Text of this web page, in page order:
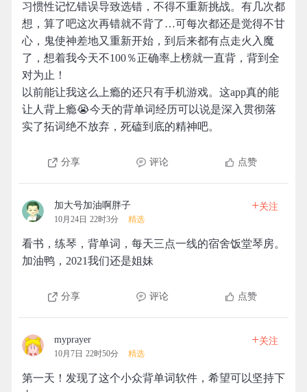
习惯性记忆错误导致选错，不得不重新挑战。有几次都
想，算了吧这次再错就不背了…可每次都还是觉得不甘
心，鬼使神差地又重新开始，到后来都有点走火入魔
了，想着我今天不100％正确率上榜就一直背，背到全
对为止！
以前能让我这么上瘾的还只有手机游戏。这app真的能
让人背上瘾😭今天的背单词经历可以说是深入贯彻落
实了拓词绝不放弃，死磕到底的精神吧。
分享 评论 点赞
加大号加油啊胖子
10月24日 22时3分 精选
+关注
看书，练琴，背单词，每天三点一线的宿舍饭堂琴房。
加油鸭，2021我们还是姐妹
分享 评论 点赞
myprayer
10月7日 22时50分 精选
+关注
第一天！发现了这个小众背单词软件，希望可以坚持下